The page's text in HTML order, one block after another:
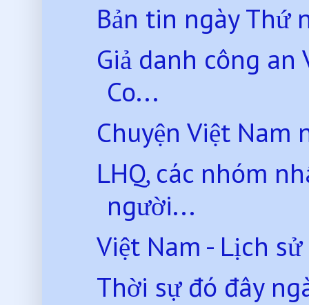
Bản tin ngày Thứ
Giả danh công an
Co...
Chuyện Việt
LHQ, các nhóm
người...
Việt Nam - Lịch
Thời sự đó đây